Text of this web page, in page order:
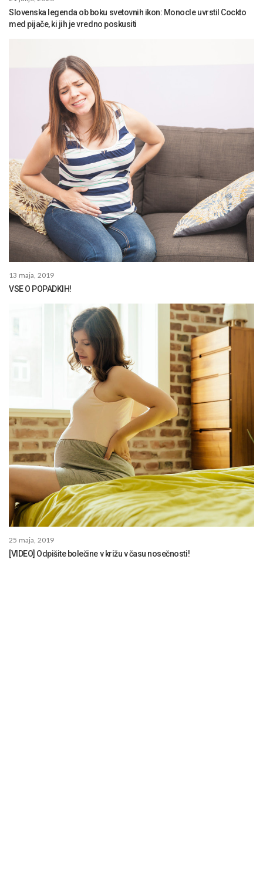
Slovenska legenda ob boku svetovnih ikon: Monocle uvrstil Cockto
med pijače, ki jih je vredno poskusiti
13 maja, 2019
VSE O POPADKIH!
25 maja, 2019
[VIDEO] Odpišite bolečine v križu v času nosečnosti!